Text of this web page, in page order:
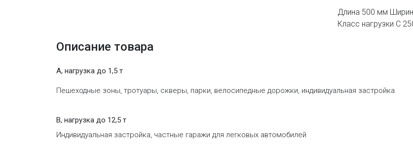
Длина 500 мм
Класс нагрузки С
Описание товара
A, нагрузка до 1,5 т
Пешеходные зоны, тротуары, скверы, парки, велосипедные дорожки, индивидуальная застройка
B, нагрузка до 12,5 т
Индивидуальная застройка, частные гаражи для легковых автомобилей